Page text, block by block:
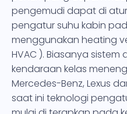
pengemudi dapat di
pengatur suhu kabin
menggunakan heating
HVAC ). Biasanya
kendaraan kelas
Mercedes-Benz, Lexus
saat ini teknologi